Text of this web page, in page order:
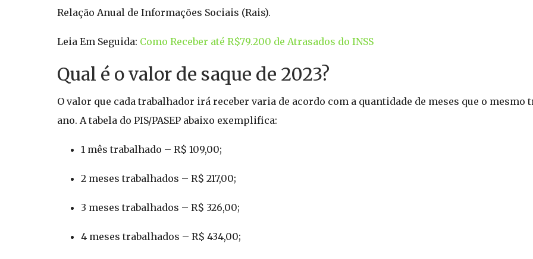
Relação Anual de Informações Sociais (Rais).
Leia Em Seguida: Como Receber até R$79.200 de Atrasados do INSS
Qual é o valor de saque de 2023?
O valor que cada trabalhador irá receber varia de acordo com a quantidade de meses que o mesmo
ano. A tabela do PIS/PASEP abaixo exemplifica:
1 mês trabalhado – R$ 109,00;
2 meses trabalhados – R$ 217,00;
3 meses trabalhados – R$ 326,00;
4 meses trabalhados – R$ 434,00;